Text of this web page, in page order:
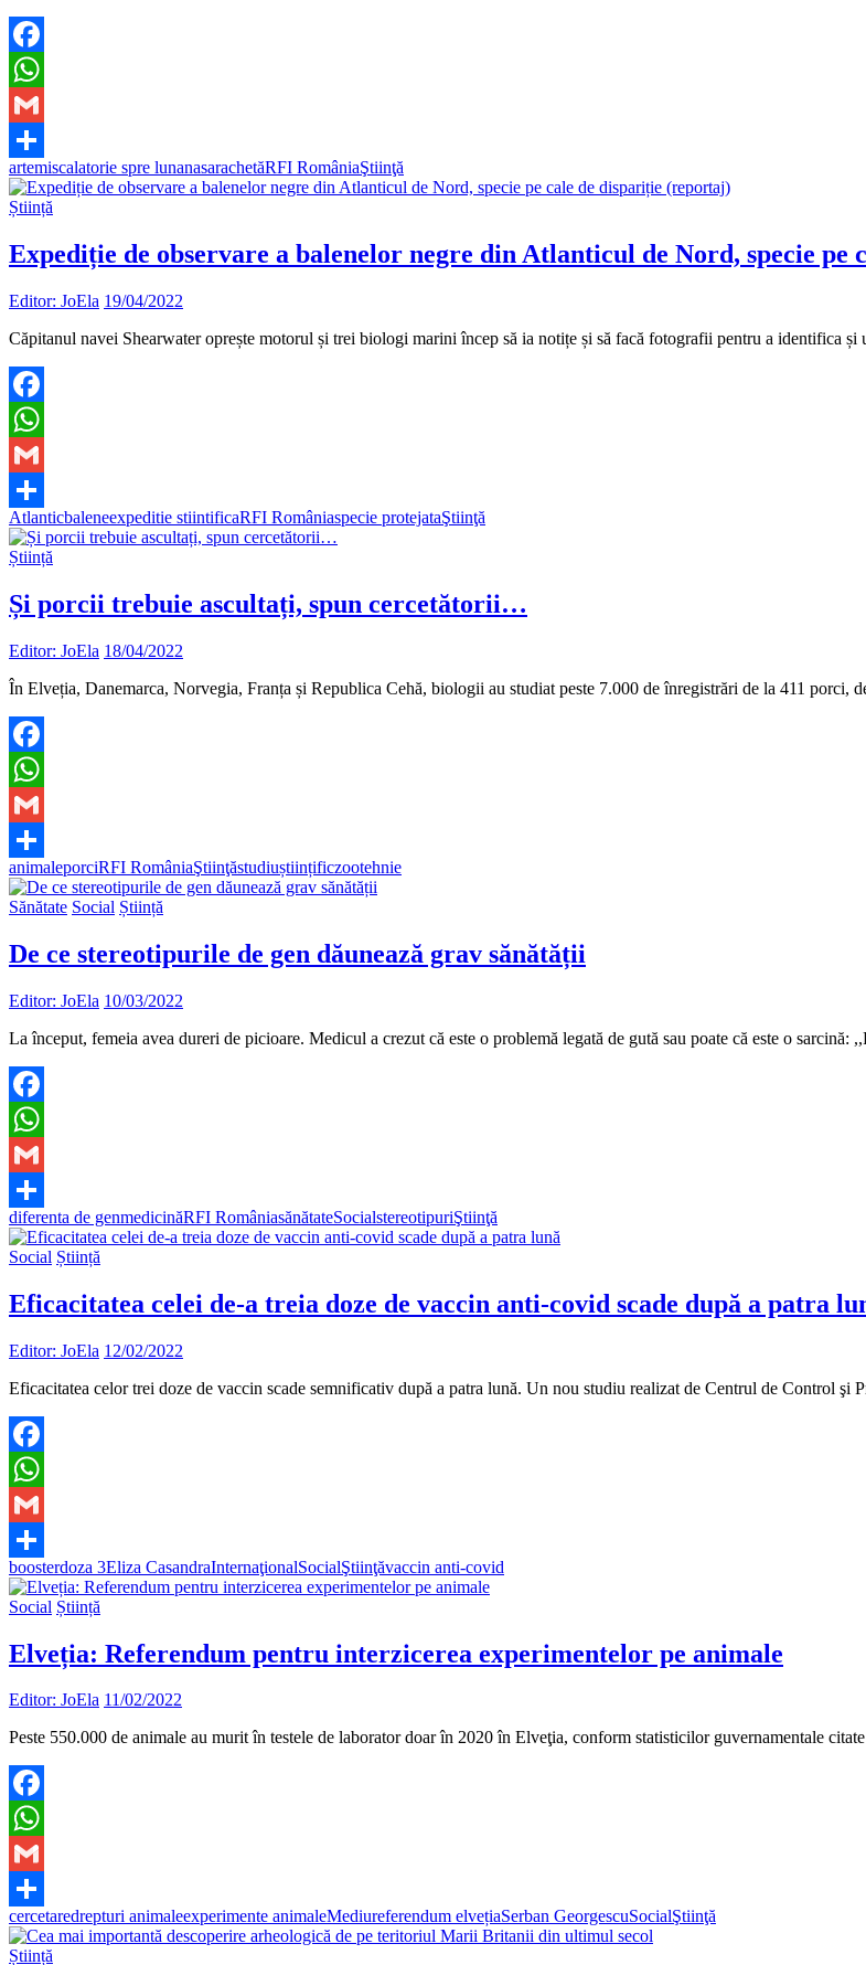
Facebook
WhatsApp
Gmail
Partajează
artemiscalatorie spre lunanasarachetăRFI RomâniaŞtiinţă
Știință
Expediție de observare a balenelor negre din Atlanticul de Nord, specie
Editor: JoEla 19/04/2022
Căpitanul navei Shearwater oprește motorul și trei biologi marini încep să ia notițe și să facă fotografii pentru a identifica
Facebook
WhatsApp
Gmail
Partajează
Atlanticbaleneexpeditie stiintificaRFI Româniaspecie protejataŞtiinţă
Știință
Și porcii trebuie ascultați, spun cercetătorii…
Editor: JoEla 18/04/2022
În Elveția, Danemarca, Norvegia, Franța și Republica Cehă, biologii au studiat peste 7.000 de înregistrări de la 411 porci,
Facebook
WhatsApp
Gmail
Partajează
animaleporciRFI RomâniaŞtiinţăstudiuștiințificzootehnie
Sănătate Social Știință
De ce stereotipurile de gen dăunează grav sănătății
Editor: JoEla 10/03/2022
La început, femeia avea dureri de picioare. Medicul a crezut că este o problemă legată de gută sau poate că este o
Facebook
WhatsApp
Gmail
Partajează
diferenta de genmedicinăRFI RomâniasănătateSocialstereotipuriŞtiinţă
Social Știință
Eficacitatea celei de-a treia doze de vaccin anti-covid scade după a patra
Editor: JoEla 12/02/2022
Eficacitatea celor trei doze de vaccin scade semnificativ după a patra lună. Un nou studiu realizat de Centrul de Control
Facebook
WhatsApp
Gmail
Partajează
boosterdoza 3Eliza CasandraInternaţionalSocialŞtiinţăvaccin anti-covid
Social Știință
Elveția: Referendum pentru interzicerea experimentelor pe animale
Editor: JoEla 11/02/2022
Peste 550.000 de animale au murit în testele de laborator doar în 2020 în Elveţia, conform statisticilor guvernamentale
Facebook
WhatsApp
Gmail
Partajează
cercetaredrepturi animaleexperimente animaleMediureferendum elvețiaSerban GeorgescuSocialŞtiinţă
Știință